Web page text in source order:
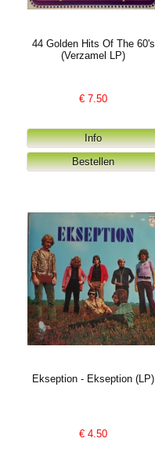
44 Golden Hits Of The 60's
(Verzamel LP)
€7.50
Ekseption - Ekseption (LP)
€4.50